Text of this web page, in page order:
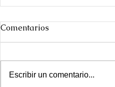
Comentarios
Escribir un comentario...